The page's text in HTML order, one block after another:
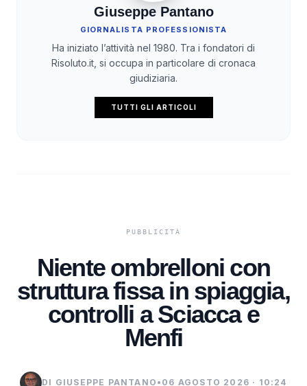
Giuseppe Pantano
GIORNALISTA PROFESSIONISTA
Ha iniziato l’attività nel 1980. Tra i fondatori di
Risoluto.it, si occupa in particolare di cronaca
giudiziaria.
TUTTI GLI ARTICOLI
Niente ombrelloni con
struttura fissa in spiaggia,
controlli a Sciacca e
Menfi
DI GIUSEPPE PANTANO • 06 AGOSTO 2026 · 10:24